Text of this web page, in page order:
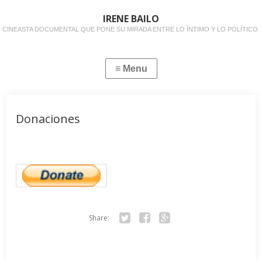
IRENE BAILO
CINEASTA DOCUMENTAL QUE PONE SU MIRADA ENTRE LO ÍNTIMO Y LO POLÍTICO.
Donaciones
Share: